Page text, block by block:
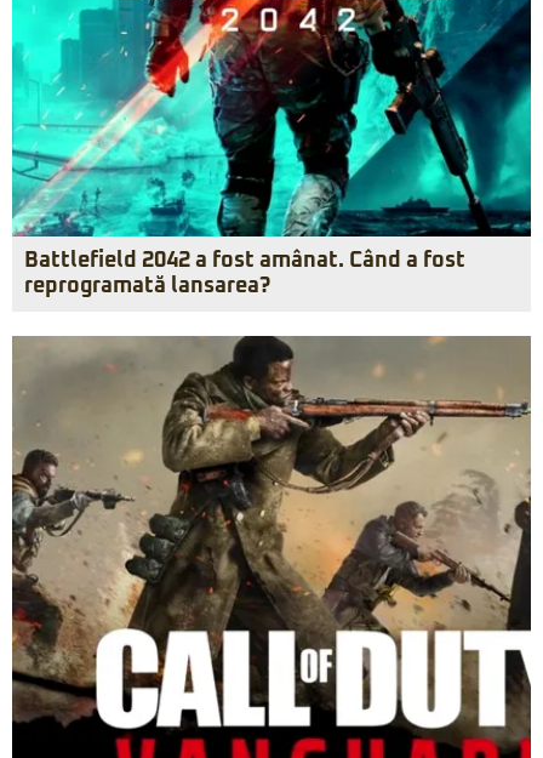
Battlefield 2042 a fost amânat. Când a fost
reprogramată lansarea?